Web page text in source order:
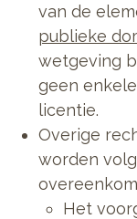
van de
publieke
wetgeving
geen
licentie.
Overige
worden
Het